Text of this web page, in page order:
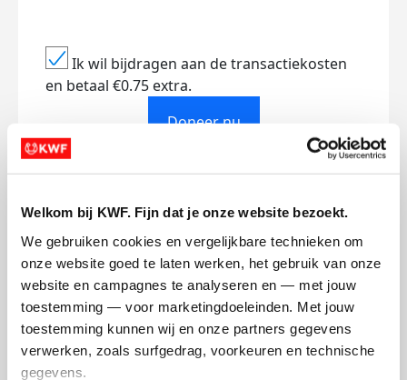
Welkom bij KWF. Fijn dat je onze website bezoekt.
We gebruiken cookies en vergelijkbare technieken om
onze website goed te laten werken, het gebruik van onze
website en campagnes te analyseren en — met jouw
toestemming — voor marketingdoeleinden. Met jouw
toestemming kunnen wij en onze partners gegevens
verwerken, zoals surfgedrag, voorkeuren en technische
gegevens.
Ik wil bijdragen aan de transactiekosten
en betaal €0.75 extra.
Doneer nu
Opgehaald
€1.047
Streefbedrag
€500
Doneer Word lid van mijn team
Badges